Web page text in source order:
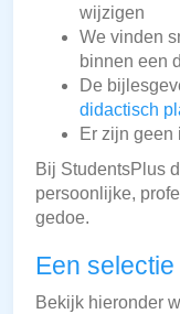
wijzigen
We vinden
binnen een
De
didactisch
Er zijn geen
Bij StudentsPlus
persoonlijke,
gedoe.
Een
Bekijk hieronder